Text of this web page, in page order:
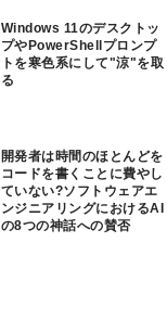
Windows 11のデスクトッ
プやPowerShellプロンプ
トを寒色系にして"涼"を取
る
開発者は時間のほとんどを
コードを書くことに費やし
ていない?ソフトウェアエ
ンジニアリングにおけるAI
の8つの神話への賛否